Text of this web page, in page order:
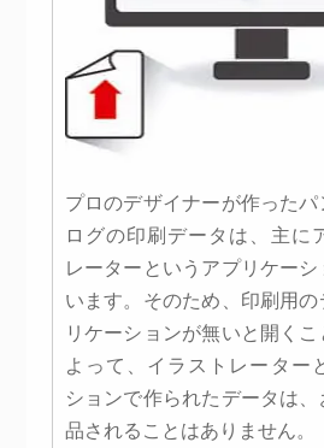
プロのデザイナーが作った
ログの印刷データは、主に
レーターというアプリケー
います。そのため、印刷用
リケーションが無いと開くこ
よって、イラストレーター
ションで作られたデータは
品されることはありません。